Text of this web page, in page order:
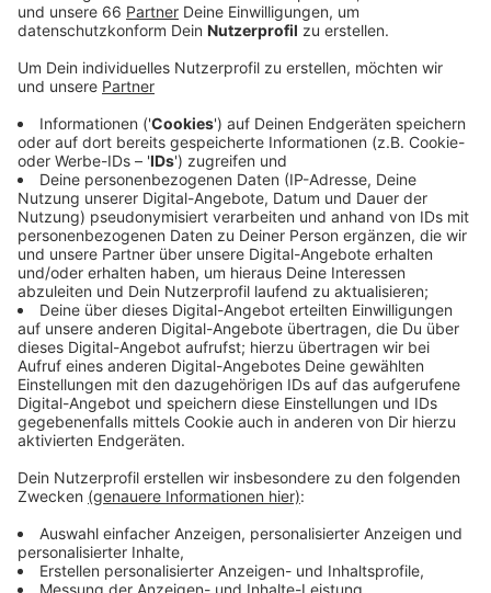
Neue Sitze und WLAN
Anzeige
Neue Sitze und WLAN sind nur zwei von vielen
Verbesserungen, auf die sich S-Bahn-Nutzer im
Rheinland freuen können. Die Bahnen bekommen auch
Steckdosen und USB-Ladebuchsen,
Videoüberwachung und neue Böden. Außerdem werden
die Fahrzeuge neu lackiert.
Anzeige
Modernisierung soll Ende 2026
Anzeige
Die Züge werden hier in Düsseldorf auf den Linien S6,